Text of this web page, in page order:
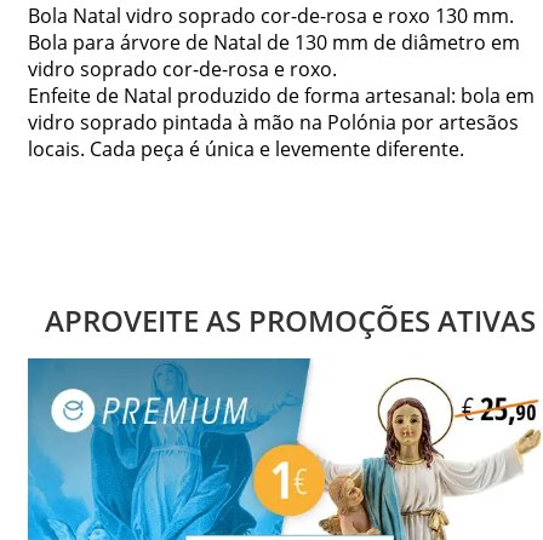
Bola Natal vidro soprado cor-de-rosa e roxo 130 mm.
Bola para árvore de Natal de 130 mm de diâmetro em
vidro soprado cor-de-rosa e roxo.
Enfeite de Natal produzido de forma artesanal: bola em
vidro soprado pintada à mão na Polónia por artesãos
locais. Cada peça é única e levemente diferente.
APROVEITE AS PROMOÇÕES ATIVAS